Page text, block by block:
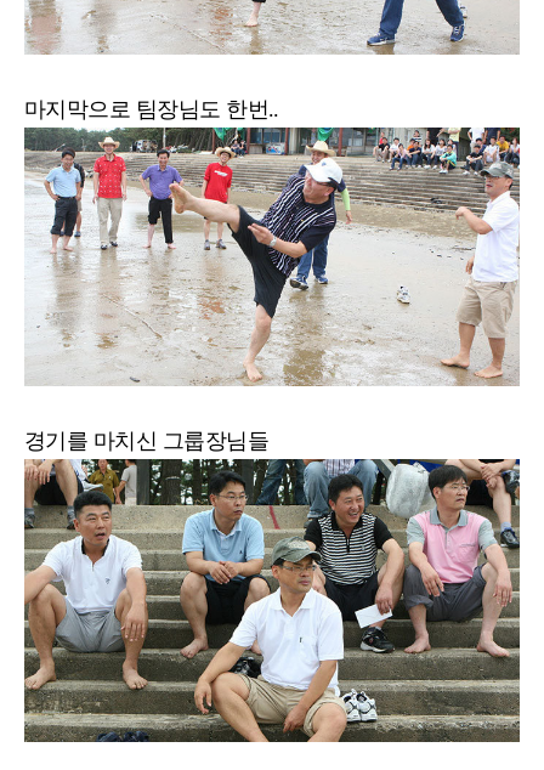
마지막으로 팀장님도 한번..
경기를 마치신 그룹장님들